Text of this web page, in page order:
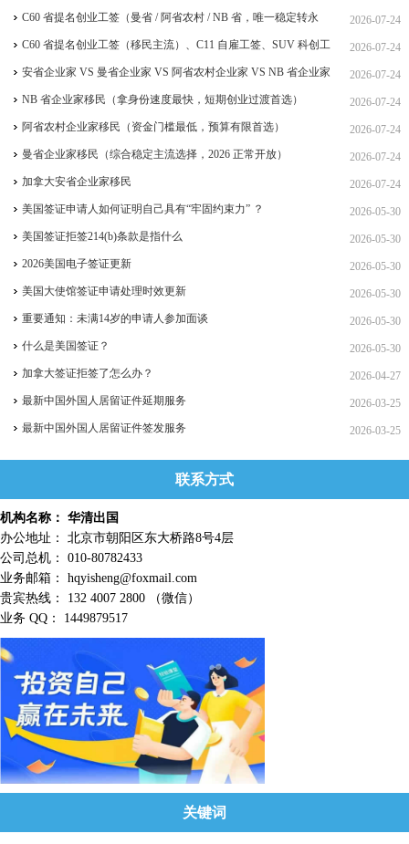
2026-07-24
C60 省提名创业工签（曼省 / 阿省农村 / NB 省，唯一稳定转永
居，重点） 2026-07-24
C60 省提名创业工签（移民主流）、C11 自雇工签、SUV 科创工
签、ICT 跨国高管工签 2026-07-24
安省企业家 VS 曼省企业家 VS 阿省农村企业家 VS NB 省企业家
四合一详细对比（2026 年 7 月最新官方政策） 2026-07-24
NB 省企业家移民（拿身份速度最快，短期创业过渡首选）
2026-07-24
阿省农村企业家移民（资金门槛最低，预算有限首选）
2026-07-24
曼省企业家移民（综合稳定主流选择，2026 正常开放）
2026-07-24
加拿大安省企业家移民
2026-05-30
美国签证申请人如何证明自己具有“牢固约束力” ？
2026-05-30
美国签证拒签214(b)条款是指什么
2026-05-30
2026美国电子签证更新
2026-05-30
美国大使馆签证申请处理时效更新
2026-05-30
重要通知：未满14岁的申请人参加面谈
2026-05-30
什么是美国签证？
2026-04-27
加拿大签证拒签了怎么办？
2026-03-25
最新中国外国人居留证件延期服务
2026-03-25
最新中国外国人居留证件签发服务
联系方式
机构名称： 华清出国
办公地址： 北京市朝阳区东大桥路8号4层
公司总机： 010-80782433
业务邮箱： hqyisheng@foxmail.com
贵宾热线： 132 4007 2800 （微信）
业务 QQ： 1449879517
关键词